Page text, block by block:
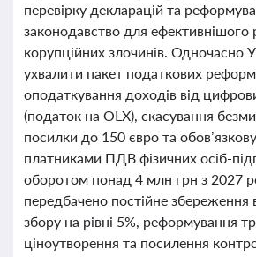
перевірку декларацій та
законодавство для ефективнішого
корупційних злочинів. Одночасно
ухвалити пакет податкових
оподаткування доходів від
(податок на OLX), скасування
посилки до 150 євро та
платниками ПДВ фізичних осіб-
оборотом понад 4 млн грн з 2027
передбачено постійне збереження
збору на рівні 5%, реформування
ціноутворення та посилення